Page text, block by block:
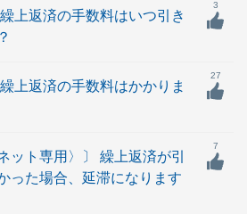
上返済の手数料はいつ引き
3
上返済の手数料はかかりま
27
ット専用〉〕 繰上返済が引
った場合、延滞になります
7